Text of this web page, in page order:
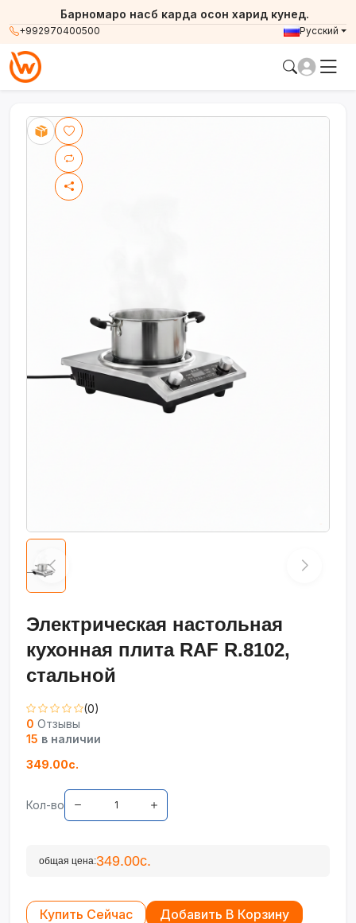
+992970400500
Барномаро насб карда осон харид кунед.
Русский
Электрическая настольная
кухонная плита RAF R.8102,
стальной
(0)
0 Отзывы
15 в наличии
349.00с.
Кол-во
общая цена:349.00с.
Купить Сейчас Добавить В Корзину